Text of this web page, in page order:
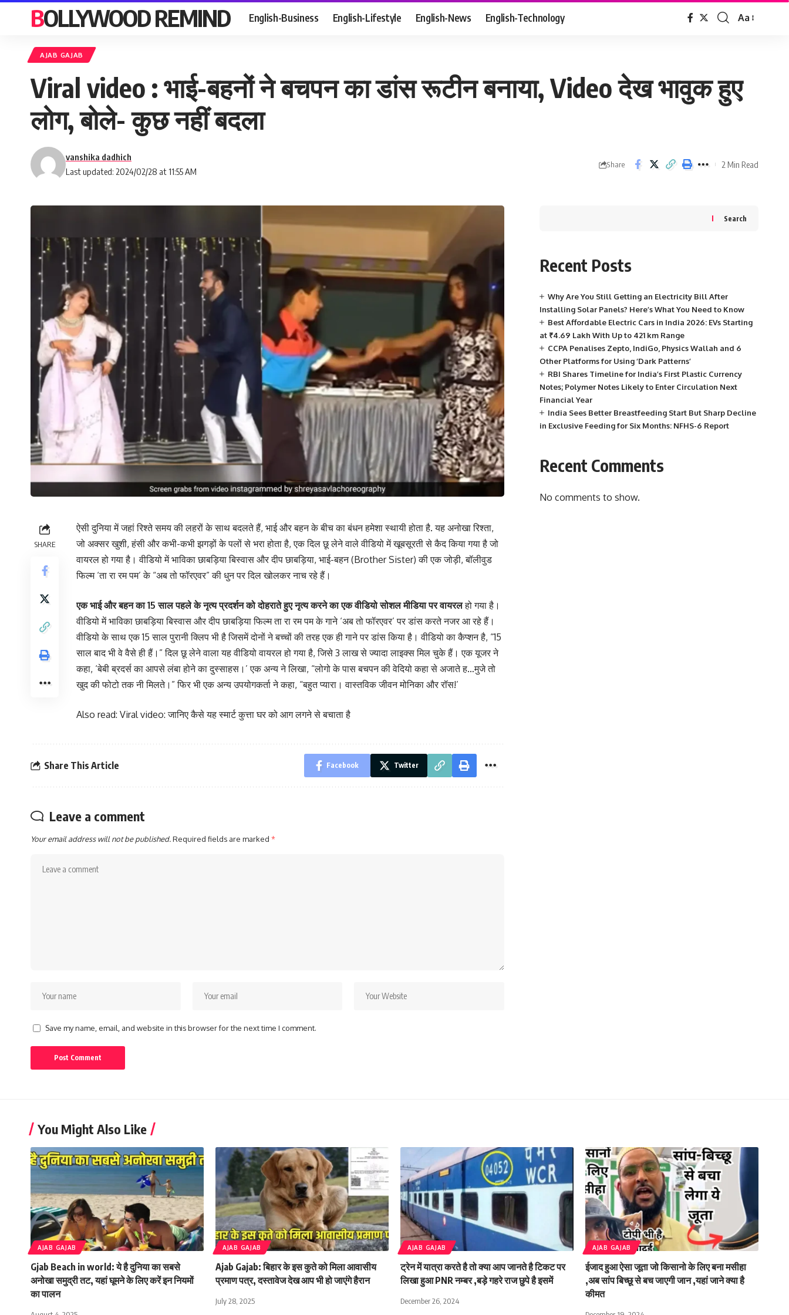
BOLLYWOOD REMIND English-Business English-Lifestyle English-News English-Technology
Font
Aa
AJAB GAJAB
Viral video : भाई-बहनों ने बचपन का डांस रूटीन बनाया, Video देख भावुक हुए
लोग, बोले- कुछ नहीं बदला
Last updated: 2024/02/28 at 11:55 AM
vanshika dadhich
Share 2 Min Read
SHARE
ऐसी दुनिया में जहां रिश्ते समय की लहरों के साथ बदलते हैं, भाई और बहन के बीच का बंधन हमेशा स्थायी होता है. यह अनोखा रिश्ता,
जो अक्सर खुशी, हंसी और कभी-कभी झगड़ों के पलों से भरा होता है, एक दिल छू लेने वाले वीडियो में खूबसूरती से कैद किया गया है जो
वायरल हो गया है। वीडियो में भाविका छाबड़िया बिस्वास और दीप छाबड़िया, भाई-बहन (Brother Sister) की एक जोड़ी, बॉलीवुड
फिल्म ‘ता रा रम पम’ के “अब तो फॉरएवर” की धुन पर दिल खोलकर नाच रहे हैं।
एक भाई और बहन का 15 साल पहले के नृत्य प्रदर्शन को दोहराते हुए नृत्य करने का एक वीडियो सोशल मीडिया पर वायरलहो गया है।
वीडियो में भाविका छाबड़िया बिस्वास और दीप छाबड़िया फिल्म ता रा रम पम के गाने ‘अब तो फॉरएवर’ पर डांस करते नजर आ रहे हैं।
वीडियो के साथ एक 15 साल पुरानी क्लिप भी है जिसमें दोनों ने बच्चों की तरह एक ही गाने पर डांस किया है। वीडियो का कैप्शन है, “15
साल बाद भी वे वैसे ही हैं।” दिल छू लेने वाला यह वीडियो वायरल हो गया है, जिसे 3 लाख से ज्यादा लाइक्स मिल चुके हैं। एक यूजर ने
कहा, ‘बेबी ब्रदर्स का आपसे लंबा होने का दुस्साहस।’ एक अन्य ने लिखा, “लोगो के पास बचपन की वेदियो कहा से अजाते ह…मुजे तो
खुद की फोटो तक नी मिलते।” फिर भी एक अन्य उपयोगकर्ता ने कहा, “बहुत प्यारा। वास्तविक जीवन मोनिका और रॉस!’
Also read: Viral video: जानिए कैसे यह स्मार्ट कुत्ता घर को आग लगने से बचाता है
Share This Article Facebook Twitter
Leave a comment
Your email address will not be published.Required fields are marked *
Save my name, email, and website in this browser for the next time I comment.
Search
Recent Posts
Why Are You Still Getting an Electricity Bill After
Installing Solar Panels? Here’s What You Need to Know
Best Affordable Electric Cars in India 2026: EVs Starting
at ₹4.69 Lakh With Up to 421 km Range
CCPA Penalises Zepto, IndiGo, Physics Wallah and 6
Other Platforms for Using ‘Dark Patterns’
RBI Shares Timeline for India’s First Plastic Currency
Notes; Polymer Notes Likely to Enter Circulation Next
Financial Year
India Sees Better Breastfeeding Start But Sharp Decline
in Exclusive Feeding for Six Months: NFHS-6 Report
Recent Comments
No comments to show.
You Might Also Like
AJAB GAJAB
Gjab Beach in world: ये है दुनिया का सबसे
अनोखा समुद्री तट, यहां घूमने के लिए करें इन नियमों
का पालन
AJAB GAJAB
Ajab Gajab: बिहार के इस कुते को मिला आवासीय
प्रमाण पत्र, दस्तावेज देख आप भी हो जाएंगे हैरान
July 28, 2025
AJAB GAJAB
ट्रेन में यात्रा करते है तो क्या आप जानते है टिकट पर
लिखा हुआ PNR नम्बर ,बड़े गहरे राज छुपे है इसमें
December 26, 2024
AJAB GAJAB
ईजाद हुआ ऐसा जूता जो किसानो के लिए बना मसीहा
,अब सांप बिच्छू से बच जाएगी जान ,यहां जाने क्या है
कीमत